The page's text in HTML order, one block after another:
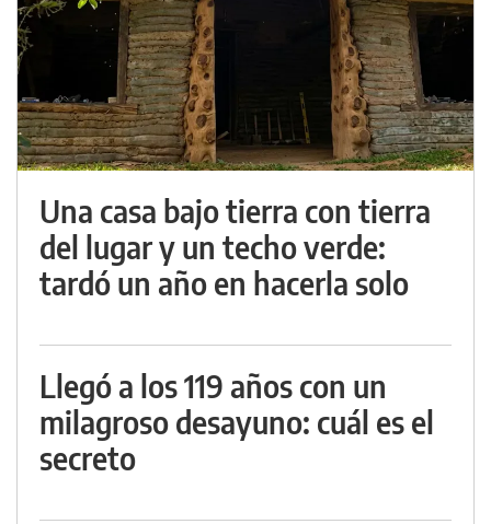
Una casa bajo tierra con tierra
del lugar y un techo verde:
tardó un año en hacerla solo
Llegó a los 119 años con un
milagroso desayuno: cuál es el
secreto